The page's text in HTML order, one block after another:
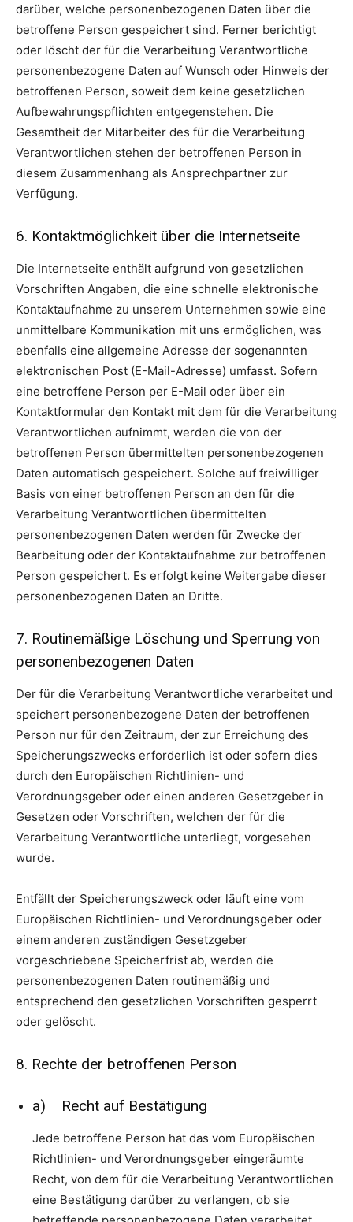
darüber, welche personenbezogenen Daten über die
betroffene Person gespeichert sind. Ferner berichtigt
oder löscht der für die Verarbeitung Verantwortliche
personenbezogene Daten auf Wunsch oder Hinweis der
betroffenen Person, soweit dem keine gesetzlichen
Aufbewahrungspflichten entgegenstehen. Die
Gesamtheit der Mitarbeiter des für die Verarbeitung
Verantwortlichen stehen der betroffenen Person in
diesem Zusammenhang als Ansprechpartner zur
Verfügung.
6. Kontaktmöglichkeit über die Internetseite
Die Internetseite enthält aufgrund von gesetzlichen
Vorschriften Angaben, die eine schnelle elektronische
Kontaktaufnahme zu unserem Unternehmen sowie eine
unmittelbare Kommunikation mit uns ermöglichen, was
ebenfalls eine allgemeine Adresse der sogenannten
elektronischen Post (E-Mail-Adresse) umfasst. Sofern
eine betroffene Person per E-Mail oder über ein
Kontaktformular den Kontakt mit dem für die Verarbeitung
Verantwortlichen aufnimmt, werden die von der
betroffenen Person übermittelten personenbezogenen
Daten automatisch gespeichert. Solche auf freiwilliger
Basis von einer betroffenen Person an den für die
Verarbeitung Verantwortlichen übermittelten
personenbezogenen Daten werden für Zwecke der
Bearbeitung oder der Kontaktaufnahme zur betroffenen
Person gespeichert. Es erfolgt keine Weitergabe dieser
personenbezogenen Daten an Dritte.
7. Routinemäßige Löschung und Sperrung von
personenbezogenen Daten
Der für die Verarbeitung Verantwortliche verarbeitet und
speichert personenbezogene Daten der betroffenen
Person nur für den Zeitraum, der zur Erreichung des
Speicherungszwecks erforderlich ist oder sofern dies
durch den Europäischen Richtlinien- und
Verordnungsgeber oder einen anderen Gesetzgeber in
Gesetzen oder Vorschriften, welchen der für die
Verarbeitung Verantwortliche unterliegt, vorgesehen
wurde.
Entfällt der Speicherungszweck oder läuft eine vom
Europäischen Richtlinien- und Verordnungsgeber oder
einem anderen zuständigen Gesetzgeber
vorgeschriebene Speicherfrist ab, werden die
personenbezogenen Daten routinemäßig und
entsprechend den gesetzlichen Vorschriften gesperrt
oder gelöscht.
8. Rechte der betroffenen Person
a) Recht auf Bestätigung
Jede betroffene Person hat das vom Europäischen
Richtlinien- und Verordnungsgeber eingeräumte
Recht, von dem für die Verarbeitung Verantwortlichen
eine Bestätigung darüber zu verlangen, ob sie